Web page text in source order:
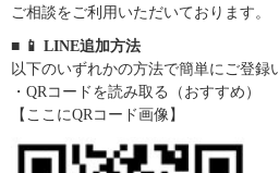
ご相談をご利用いただいております。
■ 📱 LINE追加方法
以下のいずれかの方法で簡単にご登録
・QRコードを読み取る（おすすめ）
【ここにQRコード画像】